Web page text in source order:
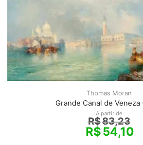
Thomas Moran
Grande Canal de Veneza
A partir de
R$83,23
R$54,10